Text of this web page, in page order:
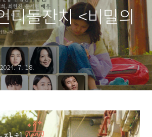
디돌잔치 <비밀의
2024. 7. 18.